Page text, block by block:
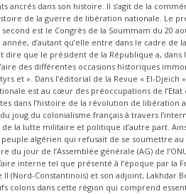
dans son histoire. Il s’agit de la
de la guerre de libération nationale. Le
est le Congrès de la Soummam du 20
d’autant qu’elle entre dans le cadre de
que le président de la République a, dans
des différentes occasions historiques
et ». Dans l’éditorial de la Revue « El-Djeich
est au cœur des préoccupations de l’Etat
dans l’histoire de la révolution de libération
joug du colonialisme français à travers
la lutte militaire et politique d’autre part.
algérien qui refusait de se soumettre
du jour de l’Assemblée générale (AG) de
interne tel que présenté à l’époque par la
(Nord-Constantinois) et son adjoint, Lakhdar
colons dans cette région qui comprend